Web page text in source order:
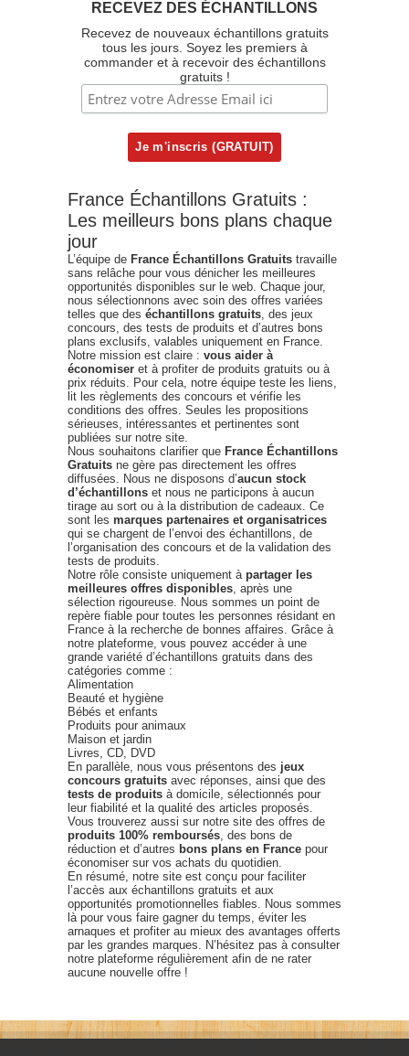
RECEVEZ DES ÉCHANTILLONS
Recevez de nouveaux échantillons gratuits
tous les jours. Soyez les premiers à
commander et à recevoir des échantillons
gratuits !
France Échantillons Gratuits :
Les meilleurs bons plans chaque
jour
L’équipe de France Échantillons Gratuits travaille
sans relâche pour vous dénicher les meilleures
opportunités disponibles sur le web. Chaque jour,
nous sélectionnons avec soin des offres variées
telles que des échantillons gratuits , des jeux
concours, des tests de produits et d’autres bons
plans exclusifs, valables uniquement en France.
Notre mission est claire : vous aider à
économiser et à profiter de produits gratuits ou à
prix réduits. Pour cela, notre équipe teste les liens,
lit les règlements des concours et vérifie les
conditions des offres. Seules les propositions
sérieuses, intéressantes et pertinentes sont
publiées sur notre site.
Nous souhaitons clarifier que France Échantillons
Gratuits ne gère pas directement les offres
diffusées. Nous ne disposons d’aucun stock
d’échantillons et nous ne participons à aucun
tirage au sort ou à la distribution de cadeaux. Ce
sont les marques partenaires et organisatrices
qui se chargent de l’envoi des échantillons, de
l’organisation des concours et de la validation des
tests de produits.
Notre rôle consiste uniquement à partager les
meilleures offres disponibles , après une
sélection rigoureuse. Nous sommes un point de
repère fiable pour toutes les personnes résidant en
France à la recherche de bonnes affaires. Grâce à
notre plateforme, vous pouvez accéder à une
grande variété d’échantillons gratuits dans des
catégories comme :
Alimentation
Beauté et hygiène
Bébés et enfants
Produits pour animaux
Maison et jardin
Livres, CD, DVD
En parallèle, nous vous présentons des jeux
concours gratuits avec réponses, ainsi que des
tests de produits à domicile, sélectionnés pour
leur fiabilité et la qualité des articles proposés.
Vous trouverez aussi sur notre site des offres de
produits 100% remboursés , des bons de
réduction et d’autres bons plans en France pour
économiser sur vos achats du quotidien.
En résumé, notre site est conçu pour faciliter
l’accès aux échantillons gratuits et aux
opportunités promotionnelles fiables. Nous sommes
là pour vous faire gagner du temps, éviter les
arnaques et profiter au mieux des avantages offerts
par les grandes marques. N’hésitez pas à consulter
notre plateforme régulièrement afin de ne rater
aucune nouvelle offre !